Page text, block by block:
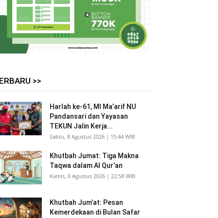
>>
Harlah ke-61, MI Ma’arif NU
Pandansari dan Yayasan
TEKUN Jalin Kerja...
Sabtu, 8 Agustus 2026 | 15:44 WIB
Khutbah Jumat: Tiga Makna
Taqwa dalam Al Qur’an
Kamis, 6 Agustus 2026 | 22:58 WIB
Khutbah Jum’at: Pesan
Kemerdekaan di Bulan Safar